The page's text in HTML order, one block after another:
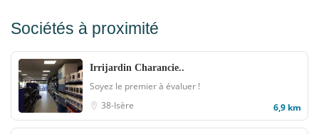
Sociétés à proximité
Irrijardin Charancie..
Soyez le premier à évaluer !
38-Isère
6,9 km